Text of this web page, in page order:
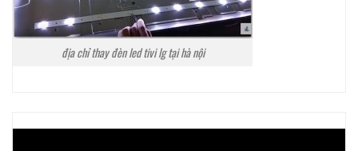
địa chỉ thay đèn led tivi lg tại hà nội